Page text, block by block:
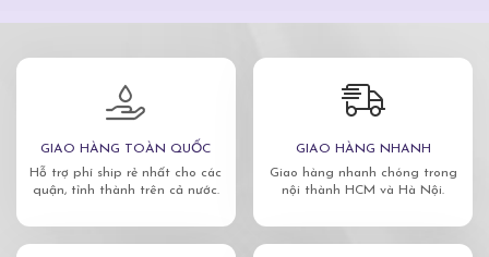
GIAO HÀNG TOÀN QUỐC
Hỗ trợ phí ship rẻ nhất cho các
quận, tỉnh thành trên cả nước.
GIAO HÀNG NHANH
Giao hàng nhanh chóng trong
nội thành HCM và Hà Nội.